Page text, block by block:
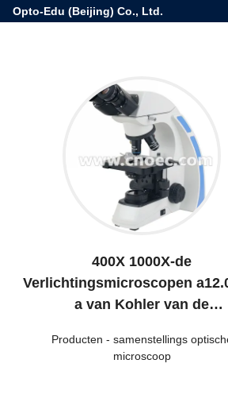
Opto-Edu (Beijing) Co., Ltd.
400X 1000X-de
Verlichtingsmicroscopen
a van Kohler van de
Microscoop
Producten - samenstellings
microscoop